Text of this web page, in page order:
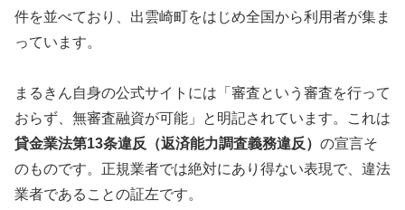
件を並べており、出雲崎町をはじめ全国から利用者が集ま
っています。
まるきん自身の公式サイトには「審査という審査を行って
おらず、無審査融資が可能」と明記されています。これは
貸金業法第13条違反（返済能力調査義務違反） の宣言そ
のものです。正規業者では絶対にあり得ない表現で、違法
業者であることの証左です。